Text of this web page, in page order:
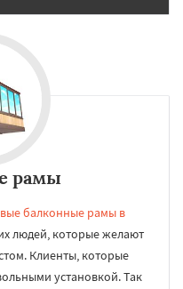
рамы
балконные рамы в
людей, которые желают
Клиенты, которые
установкой. Так